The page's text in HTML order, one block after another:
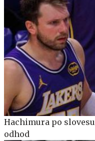
Hachimura po
odhod